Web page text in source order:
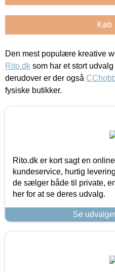
Køb
Den mest populære kreative
Rito.dk som har et stort
derudover er der også
fysiske butikker.
Rito.dk er kort sagt en
kundeservice, hurtig
de sælger både til private,
her for at se deres udvalg.
Se